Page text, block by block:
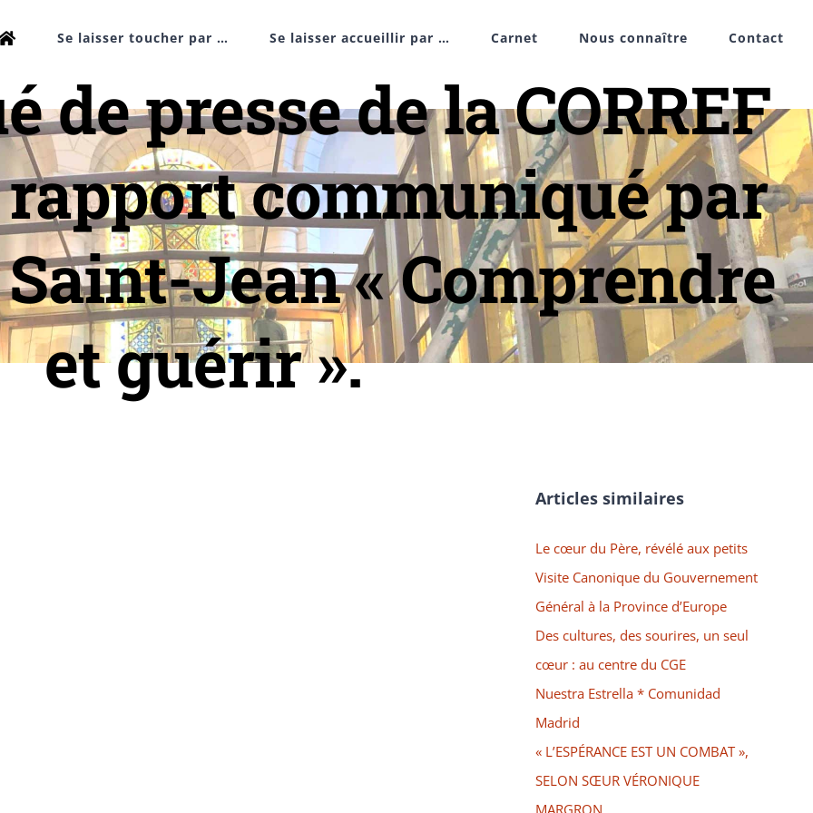
Se laisser toucher par … Se laisser accueillir par … Carnet Nous connaître Contact
de presse de la CORREF
communiqué par
Jean « Comprendre
et guérir ».
Articles similaires
Le cœur du Père, révélé aux petits
Visite Canonique du Gouvernement
Général à la Province d’Europe
Des cultures, des sourires, un seul
cœur : au centre du CGE
Nuestra Estrella * Comunidad
Madrid
« L’ESPÉRANCE EST UN COMBAT »,
SELON SŒUR VÉRONIQUE
MARGRON